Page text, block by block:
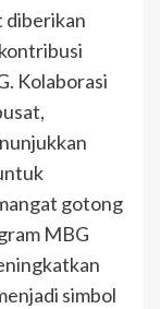
diberikan
Kolaborasi
gotong
MBG
simbol